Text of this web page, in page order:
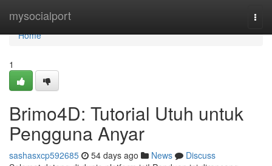
mysocialport
Home
Home
1
Brimo4D: Tutorial Utuh untuk
Pengguna Anyar
sashasxcp592685 54 days ago News
Discuss